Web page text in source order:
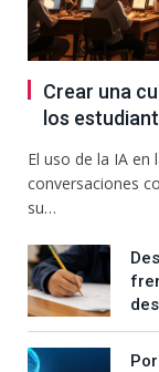
Crear una
los
El uso de la IA en
conversaciones
su…